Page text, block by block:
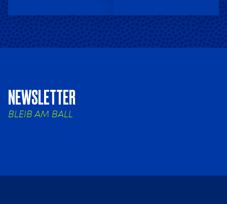
NEWSLETTER
BLEIB AM BALL